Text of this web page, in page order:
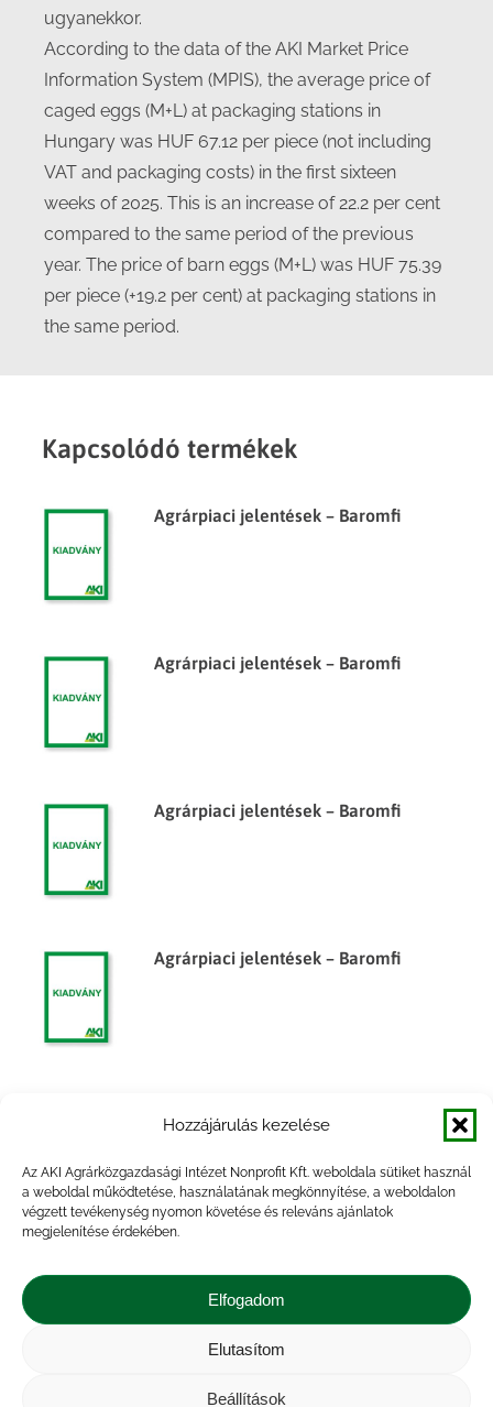
Hozzájárulás kezelése
Az AKI Agrárközgazdasági Intézet Nonprofit Kft. weboldala sütiket használ
a weboldal működtetése, használatának megkönnyítése, a weboldalon
végzett tevékenység nyomon követése és releváns ajánlatok
megjelenítése érdekében.
Elfogadom
Elutasítom
Beállítások
ugyanekkor.
According to the data of the AKI Market Price
Information System (MPIS), the average price of
caged eggs (M+L) at packaging stations in
Hungary was HUF 67.12 per piece (not including
VAT and packaging costs) in the first sixteen
weeks of 2025. This is an increase of 22.2 per cent
compared to the same period of the previous
year. The price of barn eggs (M+L) was HUF 75.39
per piece (+19.2 per cent) at packaging stations in
the same period.
Kapcsolódó termékek
Agrárpiaci jelentések – Baromfi
Agrárpiaci jelentések – Baromfi
Agrárpiaci jelentések – Baromfi
Agrárpiaci jelentések – Baromfi